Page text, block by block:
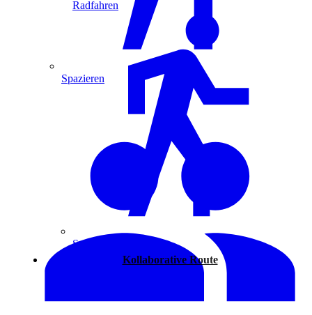
Radfahren
Spazieren
Kollaborative Route
Spazieren